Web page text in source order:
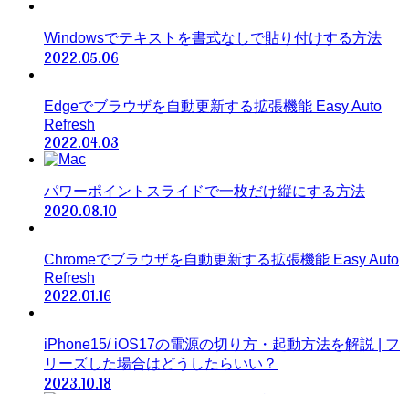
Windowsでテキストを書式なしで貼り付けする方法
2022.05.06
Edgeでブラウザを自動更新する拡張機能 Easy Auto
Refresh
2022.04.03
パワーポイントスライドで一枚だけ縦にする方法
2020.08.10
Chromeでブラウザを自動更新する拡張機能 Easy Auto
Refresh
2022.01.16
iPhone15/ iOS17の電源の切り方・起動方法を解説 | フ
リーズした場合はどうしたらいい？
2023.10.18